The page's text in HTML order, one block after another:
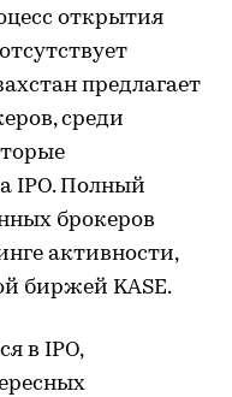
открытия
предлагает
среди
IPO. Полный
брокеров
активности,
биржей KASE.
в IPO,